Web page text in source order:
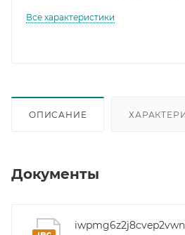
Все характеристики
ОПИСАНИЕ
Документы